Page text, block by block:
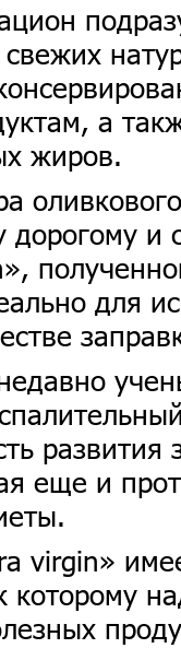
а
жиров.
дорогому
для
развития
еще и
virgin»
которому